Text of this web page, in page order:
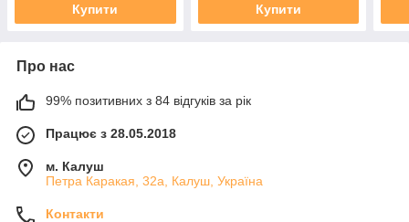
Купити Купити
Про нас
99% позитивних з 84 відгуків за рік
Працює з 28.05.2018
м. Калуш
Петра Каракая, 32а, Калуш, Україна
Контакти